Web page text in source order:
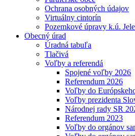
Ochrana osobných údajov
Virtuálny cintorín
Pozemkové úpravy k.ú.
Obecný úrad
Úradná tabuľa
Tlačivá
Voľby a referendá
Spojené voľby 2026
Referendum 2026
Voľby do
Voľby prezidenta
Národnej rady SR
Referendum 2023
Voľby do orgánov